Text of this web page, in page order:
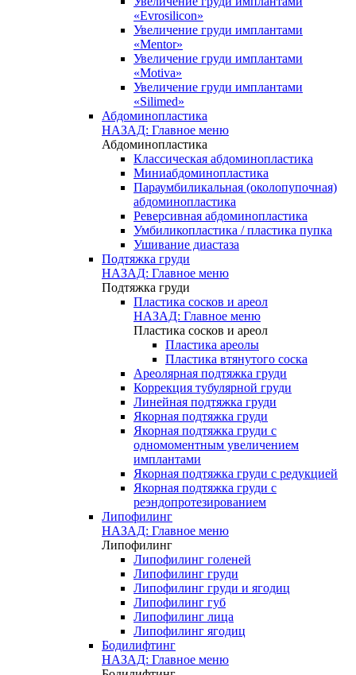
«Evrosilicon»
Увеличение груди имплантами
«Mentor»
Увеличение груди имплантами
«Motiva»
Увеличение груди имплантами
«Silimed»
Абдоминопластика
НАЗАД: Главное меню
Абдоминопластика
Классическая абдоминопластика
Миниабдоминопластика
Параумбиликальная (околопупочная)
абдоминопластика
Реверсивная абдоминопластика
Умбиликопластика / пластика пупка
Ушивание диастаза
Подтяжка груди
НАЗАД: Главное меню
Подтяжка груди
Пластика сосков и ареол
НАЗАД: Главное меню
Пластика сосков и ареол
Пластика ареолы
Пластика втянутого соска
Ареолярная подтяжка груди
Коррекция тубулярной груди
Линейная подтяжка груди
Якорная подтяжка груди
Якорная подтяжка груди с
одномоментным увеличением
имплантами
Якорная подтяжка груди с редукцией
Якорная подтяжка груди с
реэндопротезированием
Липофилинг
НАЗАД: Главное меню
Липофилинг
Липофилинг голеней
Липофилинг груди
Липофилинг груди и ягодиц
Липофилинг губ
Липофилинг лица
Липофилинг ягодиц
Бодилифтинг
НАЗАД: Главное меню